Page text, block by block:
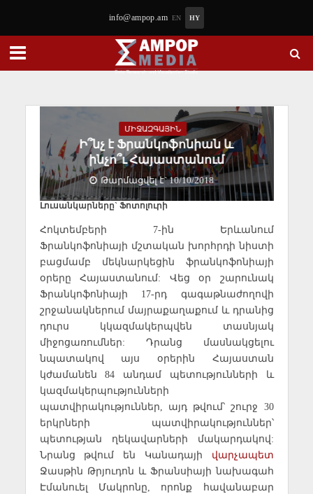
info@ampop.am EN HY
ՄԻՋԱԶԳԱՅԻՆ
Ի՞նչ է Ֆրանկոֆոնիան և
ինչո՞ւ Հայաստանում
Թարմացվել է` 10/10/2018
Լուսանկարները` Ֆոտոլուրի
Հոկտեմբերի 7-ին Երևանում
Ֆրանկոֆոնիայի մշտական խորհրդի նիստի
բացմամբ մեկնարկեցին ֆրանկոֆոնիայի
օրերը Հայաստանում: Վեց օր շարունակ
Ֆրանկոֆոնիայի 17-րդ գագաթնաժողովի
շրջանակներում մայրաքաղաքում և դրանից
դուրս կկազմակերպվեն տասնյակ
միջոցառումներ: Դրանց մասնակցելու
նպատակով այս օրերին Հայաստան
կժամանեն 84 անդամ պետությունների և
կազմակերպությունների
պատվիրակություններ, այդ թվում՝ շուրջ 30
երկրների պատվիրակություններ՝
պետության ղեկավարների մակարդակով:
Նրանց թվում են Կանադայի վարչապետ
Ջասթին Թրյուդոն և Ֆրանսիայի նախագահ
Էմանուել Մակրոնը, որոնք հավանաբար